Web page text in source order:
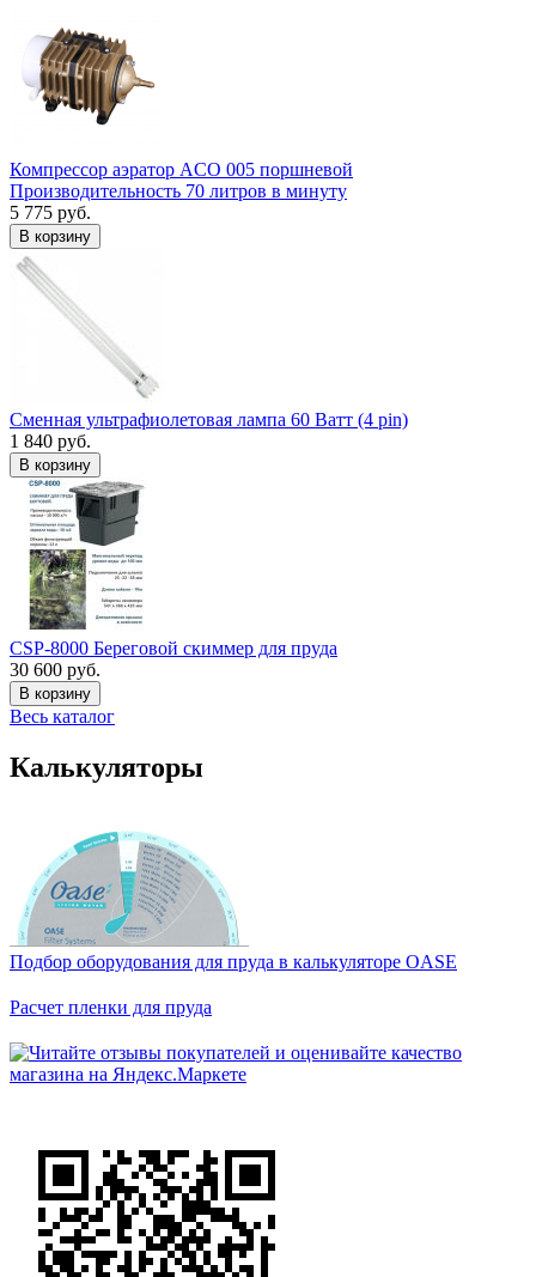
Компрессор аэратор ACO 005 поршневой
Производительность 70 литров в минуту
5 775 руб.
В корзину
Сменная ультрафиолетовая лампа 60 Ватт (4 pin)
1 840 руб.
В корзину
CSP-8000 Береговой скиммер для пруда
30 600 руб.
В корзину
Весь каталог
Калькуляторы
Подбор оборудования для пруда в калькуляторе OASE
Расчет пленки для пруда